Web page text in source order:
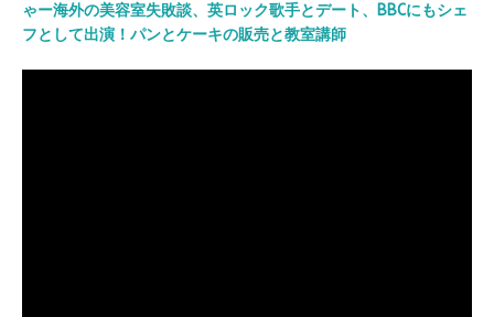
ゃー海外の美容室失敗談、英ロック歌手とデート、BBCにもシェ
フとして出演！パンとケーキの販売と教室講師